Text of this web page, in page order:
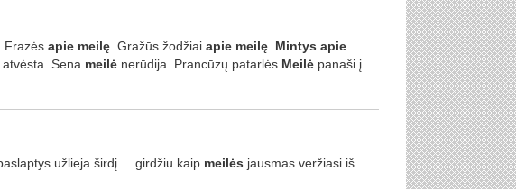
Frazės apie meilę. Gražūs žodžiai apie meilę. Mintys apie
Sena meilėnerūdija. Prancūzų patarlės Meilėpanaši į
užlieja širdį ... girdžiu kaip meilės jausmas veržiasi iš